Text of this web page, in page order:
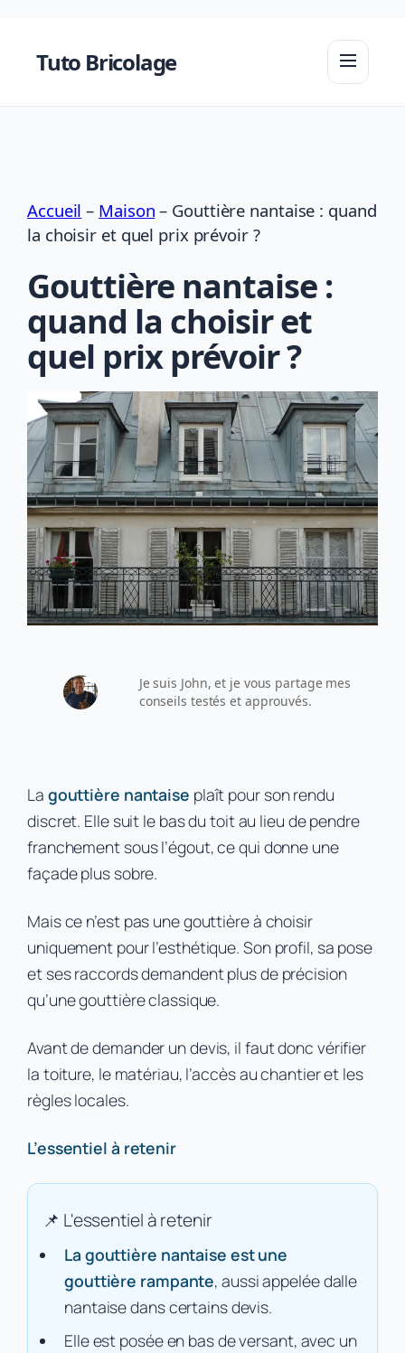
contenuTuto Bricolage
Accueil – Maison – Gouttière nantaise : quand
la choisir et quel prix prévoir ?
Gouttière nantaise :
quand la choisir et
quel prix prévoir ?
Je suis John, et je vous partage mes
conseils testés et approuvés.
La gouttière nantaise plaît pour son rendu
discret. Elle suit le bas du toit au lieu de pendre
franchement sous l’égout, ce qui donne une
façade plus sobre.
Mais ce n’est pas une gouttière à choisir
uniquement pour l’esthétique. Son profil, sa pose
et ses raccords demandent plus de précision
qu’une gouttière classique.
Avant de demander un devis, il faut donc vérifier
la toiture, le matériau, l’accès au chantier et les
règles locales.
L’essentiel à retenir
La gouttière nantaise est une
gouttière rampante, aussi appelée dalle
nantaise dans certains devis.
Elle est posée en bas de versant, avec un